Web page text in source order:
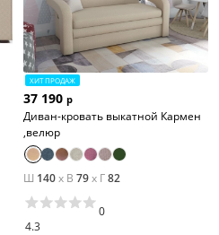
ХИТ ПРОДАЖ
37 190 р
Диван-кровать выкатной Кармен
,велюр
Ш 140x В 79x Г82
4.3
0